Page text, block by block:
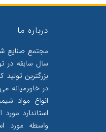
درباره ما
سال سابقه در
بزرگترین
در خاورمیانه
انواع مواد
استاندارد
واسطه مورد